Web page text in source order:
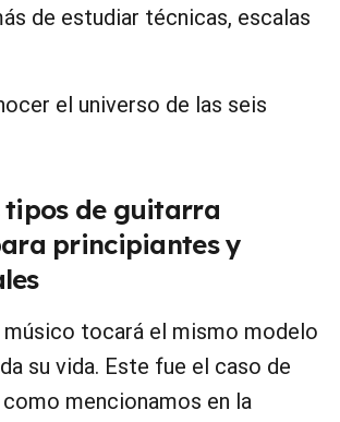
de estudiar técnicas, escalas
el universo de las seis
tipos de guitarra
principiantes y
músico tocará el mismo modelo
su vida. Este fue el caso de
como mencionamos en la